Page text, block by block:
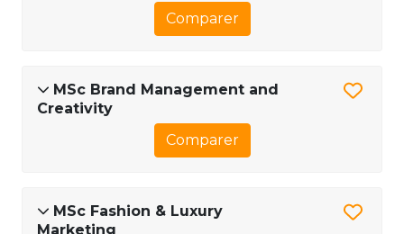
Comparer
MSc Brand Management and
Creativity
Comparer
MSc Fashion & Luxury
Marketing